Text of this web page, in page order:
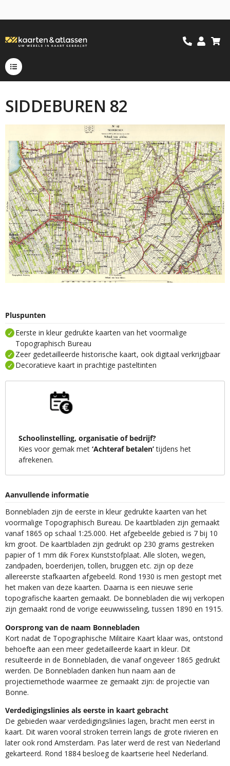
SIDDEBUREN 82
Pluspunten
Eerste in kleur gedrukte kaarten van het voormalige
Topographisch Bureau
Zeer gedetailleerde historische kaart, ook digitaal verkrijgbaar
Decoratieve kaart in prachtige pasteltinten
Schoolinstelling, organisatie of bedrijf?
Kies voor gemak met ‘Achteraf betalen’tijdens het
afrekenen.
Aanvullende informatie
Bonnebladen zijn de eerste in kleur gedrukte kaarten van het
voormalige Topographisch Bureau. De kaartbladen zijn gemaakt
vanaf 1865 op schaal 1:25.000. Het afgebeelde gebied is 7 bij 10
km groot. De kaartbladen zijn gedrukt op 230 grams gestreken
papier of 1 mm dik Forex Kunststofplaat. Alle sloten, wegen,
zandpaden, boerderijen, tollen, bruggen etc. zijn op deze
allereerste stafkaarten afgebeeld. Rond 1930 is men gestopt met
het maken van deze kaarten. Daarna is een nieuwe serie
topografische kaarten gemaakt. De bonnebladen die wij verkopen
zijn gemaakt rond de vorige eeuwwisseling, tussen 1890 en 1915.
Oorsprong van de naam Bonnebladen
Kort nadat de Topographische Militaire Kaart klaar was, ontstond
behoefte aan een meer gedetailleerde kaart in kleur. Dit
resulteerde in de Bonnebladen, die vanaf ongeveer 1865 gedrukt
werden. De Bonnebladen danken hun naam aan de
projectiemethode waarmee ze gemaakt zijn: de projectie van
Bonne.
Verdedigingslinies als eerste in kaart gebracht
De gebieden waar verdedigingslinies lagen, bracht men eerst in
kaart. Dit waren vooral stroken terrein langs de grote rivieren en
later ook rond Amsterdam. Pas later werd de rest van Nederland
gekarteerd. Rond 1884 besloeg de kaartserie heel Nederland.